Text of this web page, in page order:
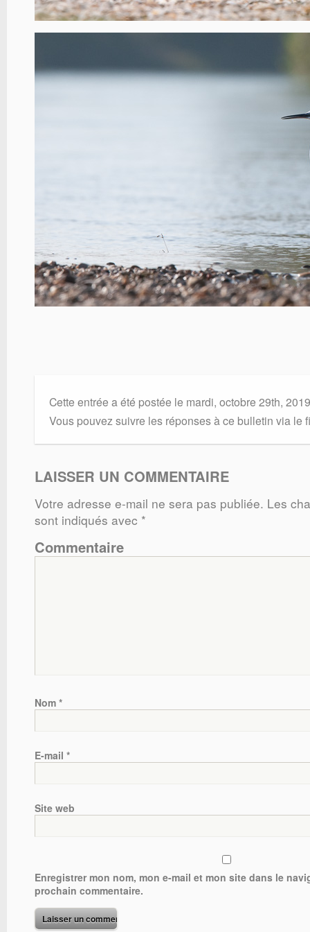
Cette entrée a été postée le mardi, octobre 29th,
Vous pouvez suivre les réponses à ce bulletin via le
LAISSER UN COMMENTAIRE
Votre adresse e-mail ne sera pas publiée. Les
sont indiqués avec *
Commentaire
Nom *
E-mail *
Site web
Enregistrer mon nom, mon e-mail et mon site dans le
prochain commentaire.